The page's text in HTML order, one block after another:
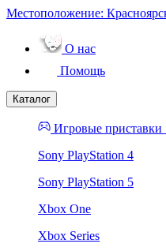
Местоположение:
О нас
Помощь
Каталог
Игровые приставки
Sony PlayStation 4
Sony PlayStation 5
Xbox One
Xbox Series